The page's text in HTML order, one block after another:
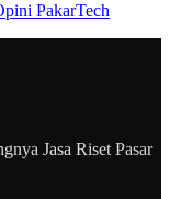
PakarTech
Jasa Riset Pasar